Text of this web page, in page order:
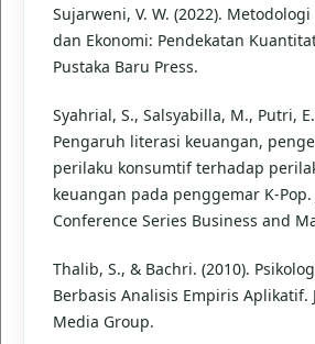
Sujarweni, V. W. (2022).
dan Ekonomi: Pendekatan
Pustaka Baru Press.
Syahrial, S., Salsyabilla, M., Putri,
Pengaruh literasi keuangan,
perilaku konsumtif terhadap
keuangan pada penggemar K-
Conference Series Business and
Thalib, S., & Bachri. (2010).
Berbasis Analisis Empiris Aplikatif.
Media Group.